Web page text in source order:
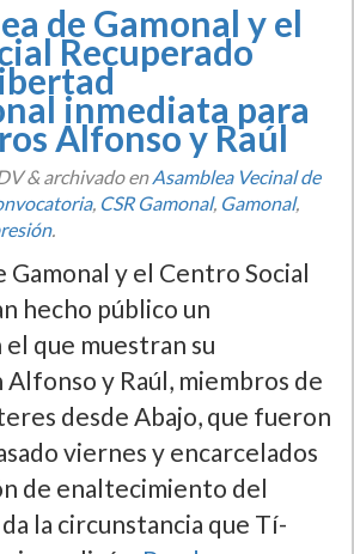
de Gamonal y el
Recuperado
inmediata para
Alfonso y Raúl
&archivado enAsamblea Vecinal de
, CSR Gamonal, Gamonal,
.
Gamonal y el Centro Social
hecho público un
que muestran su
y Raúl, miembros de
desde Abajo, que fueron
viernes y encarcelados
de enaltecimiento del
la circunstancia que Tí­